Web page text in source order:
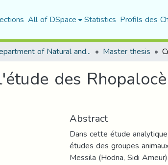
All of DSpace Statistics Profils des
Department of Natural and Life Sciences Master thesis
des
Abstract
Dans cette étude
études des groupes
Messila (Hodna, Sidi